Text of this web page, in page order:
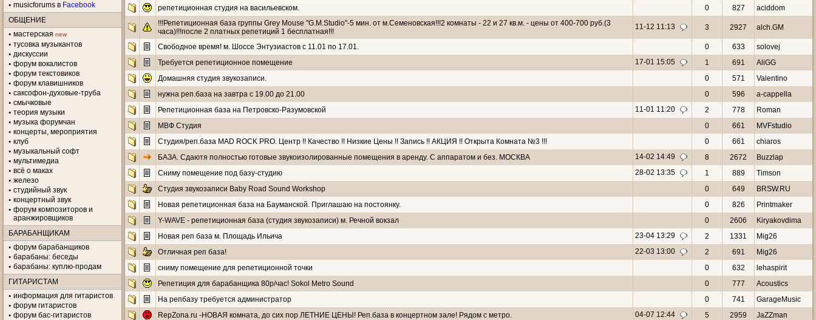
musicforums в Facebook
ОБЩЕНИЕ
мастерская new
тусовка музыкантов
дискуссии
форум вокалистов
форум текстовиков
форум клавишников
саксофон-духовые-труба
смычковые
теория музыки
музыка форумчан
концерты, мероприятия
клуб
музыкальный софт
мультимедиа
всё о маках
железо
студийный звук
концертный звук
форум композиторов и
аранжировщиков
БАРАБАНЩИКАМ
форум барабанщиков
барабаны: беседы
барабаны: куплю-продам
ГИТАРИСТАМ
информация для гитаристов
форум гитаристов
форум бас-гитаристов
репетиционная студия на васильевском.
0 827
aciddom
!!!Репетиционная база группы Grey Mouse "G.M.Studio"-5 мин. от м.Семеновская!!!2 комнаты - 22 и 27 кв.м. - цены от 400-700 руб.(3
часа)!!!после 2 платных репетиций 1 бесплатная!!!
11-12 11:13 3 2927 alch.GM
Свободное время! м. Шоссе Энтузиастов с 11.01 по 17.01. 0 633
solovej
Требуется репетиционное помещение
17-01 15:05 1 691
AliGG
Домашняя студия звукозаписи.
0 571
Valentino
нужна реп.база на завтра с 19.00 до 21.00
0 596
a-cappella
Репетиционная база на Петровско-Разумовской
11-01 11:20 2 778
Roman
МВФ Студия
0 661
MVFstudio
Cтудия/реп.база MAD ROCK PRO. Центр !! Качество !! Низкие Цены !! Запись !! АКЦИЯ !! Открыта Комната №3 !!!
0 661
chiaros
БАЗА. Сдаютя полностью готовые звукоизолированные помещения в аренду. С аппаратом и без. МОСКВА
14-02 14:49 8 2672
Buzzlap
Сниму помещение под базу-студию
28-02 13:35 1 889
Timson
Студия звукозаписи Baby Road Sound Workshop
0 649
BRSW.RU
Новая репетиционная база на Бауманской. Приглашаю на постоянку.
0 826
Printmaker
Y-WAVE - репетиционная база (cтудия звукозаписи) м. Речной вокзал
0 2606
Kiryakovdima
Новая реп база м. Площадь Ильича
23-04 13:29 2 1331
Mig26
Отличная реп база!
22-03 13:00 2 691
Mig26
сниму помещение для репетиционной точки
0 632
lehaspirit
Репетиция для барабанщика 80р/час! Sokol Metro Sound
0 777
Acoustics
На репбазу требуется администратор
0 741
GarageMusic
RepZona.ru -НОВАЯ комната, до сих пор ЛЕТНИЕ ЦЕНЫ! Реп.база в концертном зале! Рядом с метро.
04-07 12:44 5 2959
JaZZman